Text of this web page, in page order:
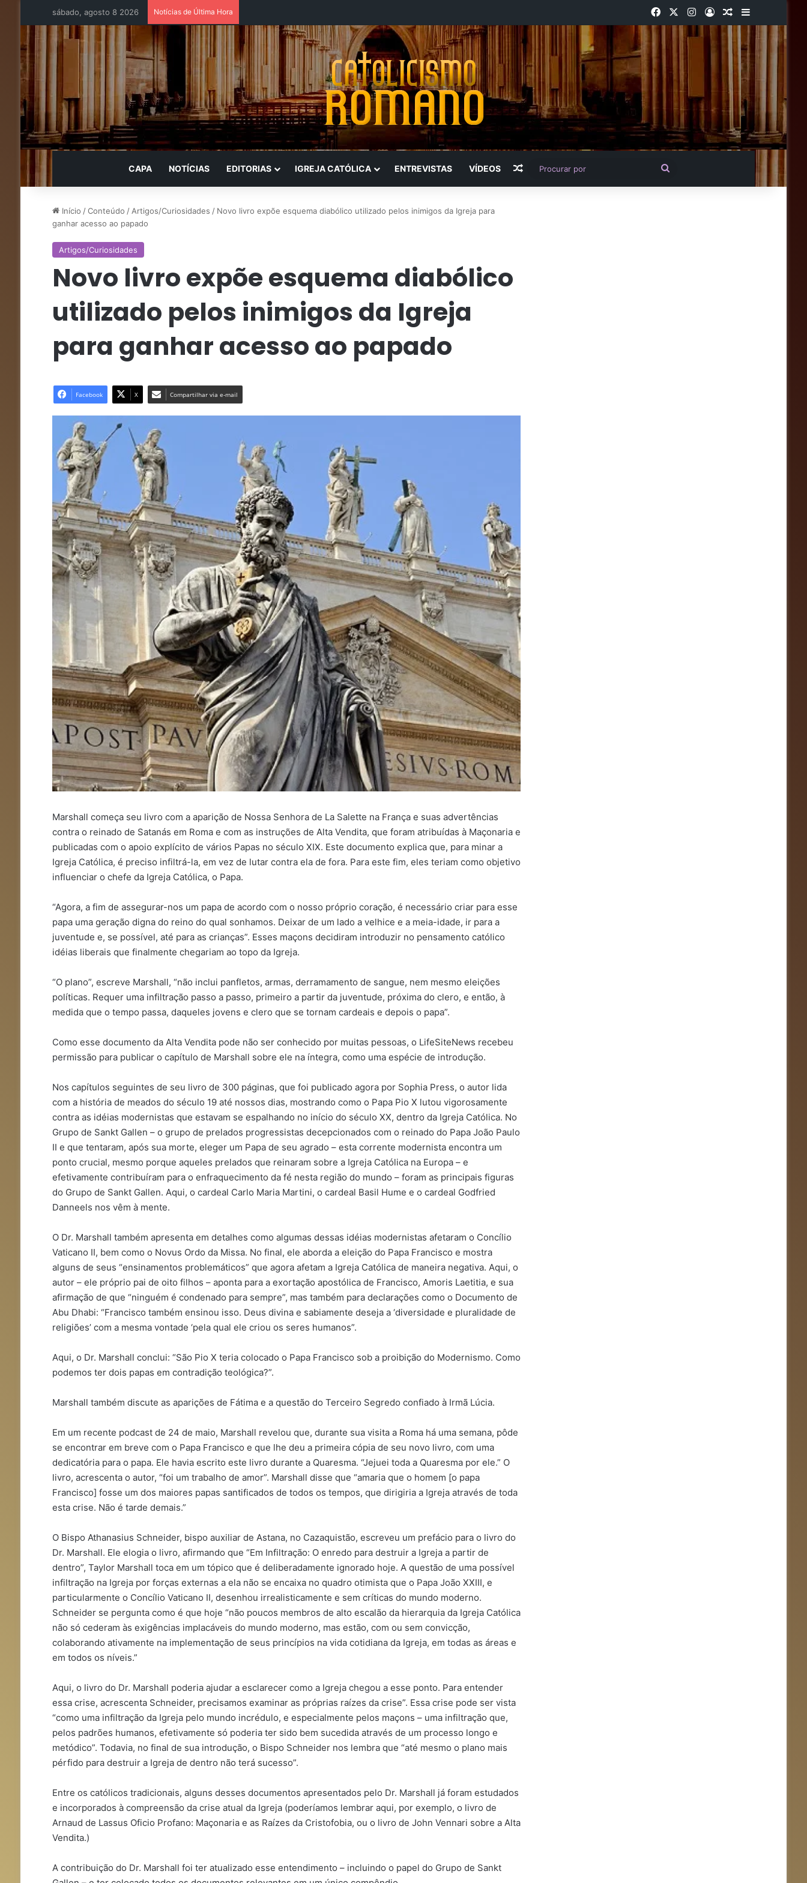
sábado, agosto 8 2026 Notícias de Última Hora FacebookInstagram
EntrarArtigo aleatório
Barra
CAPA NOTÍCIAS EDITORIAS IGREJA CATÓLICA ENTREVISTAS VÍDEOS Artigo aleatório
por
Início /Conteúdo / Artigos/Curiosidades / Novo livro expõe esquema diabólico utilizado pelos inimigos da Igreja para
ganhar acesso ao papado
Artigos/Curiosidades
Novo livro expõe esquema diabólico
utilizado pelos inimigos da Igreja
para ganhar acesso ao papado
Facebook X Compartilhar via e-mail
Marshall começa seu livro com a aparição de Nossa Senhora de La Salette na França e suas advertências
contra o reinado de Satanás em Roma e com as instruções de Alta Vendita, que foram atribuídas à Maçonaria e
publicadas com o apoio explícito de vários Papas no século XIX. Este documento explica que, para minar a
Igreja Católica, é preciso infiltrá-la, em vez de lutar contra ela de fora. Para este fim, eles teriam como objetivo
influenciar o chefe da Igreja Católica, o Papa.
“Agora, a fim de assegurar-nos um papa de acordo com o nosso próprio coração, é necessário criar para esse
papa uma geração digna do reino do qual sonhamos. Deixar de um lado a velhice e a meia-idade, ir para a
juventude e, se possível, até para as crianças”. Esses maçons decidiram introduzir no pensamento católico
idéias liberais que finalmente chegariam ao topo da Igreja.
“O plano”, escreve Marshall, “não inclui panfletos, armas, derramamento de sangue, nem mesmo eleições
políticas. Requer uma infiltração passo a passo, primeiro a partir da juventude, próxima do clero, e então, à
medida que o tempo passa, daqueles jovens e clero que se tornam cardeais e depois o papa”.
Como esse documento da Alta Vendita pode não ser conhecido por muitas pessoas, o LifeSiteNews recebeu
permissão para publicar o capítulo de Marshall sobre ele na íntegra, como uma espécie de introdução.
Nos capítulos seguintes de seu livro de 300 páginas, que foi publicado agora por Sophia Press, o autor lida
com a história de meados do século 19 até nossos dias, mostrando como o Papa Pio X lutou vigorosamente
contra as idéias modernistas que estavam se espalhando no início do século XX, dentro da Igreja Católica. No
Grupo de Sankt Gallen – o grupo de prelados progressistas decepcionados com o reinado do Papa João Paulo
II e que tentaram, após sua morte, eleger um Papa de seu agrado – esta corrente modernista encontra um
ponto crucial, mesmo porque aqueles prelados que reinaram sobre a Igreja Católica na Europa – e
efetivamente contribuíram para o enfraquecimento da fé nesta região do mundo – foram as principais figuras
do Grupo de Sankt Gallen. Aqui, o cardeal Carlo Maria Martini, o cardeal Basil Hume e o cardeal Godfried
Danneels nos vêm à mente.
O Dr. Marshall também apresenta em detalhes como algumas dessas idéias modernistas afetaram o Concílio
Vaticano II, bem como o Novus Ordo da Missa. No final, ele aborda a eleição do Papa Francisco e mostra
alguns de seus “ensinamentos problemáticos” que agora afetam a Igreja Católica de maneira negativa. Aqui, o
autor – ele próprio pai de oito filhos – aponta para a exortação apostólica de Francisco, Amoris Laetitia, e sua
afirmação de que “ninguém é condenado para sempre”, mas também para declarações como o Documento de
Abu Dhabi: “Francisco também ensinou isso. Deus divina e sabiamente deseja a ‘diversidade e pluralidade de
religiões’ com a mesma vontade ‘pela qual ele criou os seres humanos”.
Aqui, o Dr. Marshall conclui: “São Pio X teria colocado o Papa Francisco sob a proibição do Modernismo. Como
podemos ter dois papas em contradição teológica?”.
Marshall também discute as aparições de Fátima e a questão do Terceiro Segredo confiado à Irmã Lúcia.
Em um recente podcast de 24 de maio, Marshall revelou que, durante sua visita a Roma há uma semana, pôde
se encontrar em breve com o Papa Francisco e que lhe deu a primeira cópia de seu novo livro, com uma
dedicatória para o papa. Ele havia escrito este livro durante a Quaresma. “Jejuei toda a Quaresma por ele.” O
livro, acrescenta o autor, “foi um trabalho de amor”. Marshall disse que “amaria que o homem [o papa
Francisco] fosse um dos maiores papas santificados de todos os tempos, que dirigiria a Igreja através de toda
esta crise. Não é tarde demais.”
O Bispo Athanasius Schneider, bispo auxiliar de Astana, no Cazaquistão, escreveu um prefácio para o livro do
Dr. Marshall. Ele elogia o livro, afirmando que “Em Infiltração: O enredo para destruir a Igreja a partir de
dentro”, Taylor Marshall toca em um tópico que é deliberadamente ignorado hoje. A questão de uma possível
infiltração na Igreja por forças externas a ela não se encaixa no quadro otimista que o Papa João XXIII, e
particularmente o Concílio Vaticano II, desenhou irrealisticamente e sem críticas do mundo moderno.
Schneider se pergunta como é que hoje “não poucos membros de alto escalão da hierarquia da Igreja Católica
não só cederam às exigências implacáveis ​​do mundo moderno, mas estão, com ou sem convicção,
colaborando ativamente na implementação de seus princípios na vida cotidiana da Igreja, em todas as áreas e
em todos os níveis.”
Aqui, o livro do Dr. Marshall poderia ajudar a esclarecer como a Igreja chegou a esse ponto. Para entender
essa crise, acrescenta Schneider, precisamos examinar as próprias raízes da crise”. Essa crise pode ser vista
“como uma infiltração da Igreja pelo mundo incrédulo, e especialmente pelos maçons – uma infiltração que,
pelos padrões humanos, efetivamente só poderia ter sido bem sucedida através de um processo longo e
metódico”. Todavia, no final de sua introdução, o Bispo Schneider nos lembra que “até mesmo o plano mais
pérfido para destruir a Igreja de dentro não terá sucesso”.
Entre os católicos tradicionais, alguns desses documentos apresentados pelo Dr. Marshall já foram estudados
e incorporados à compreensão da crise atual da Igreja (poderíamos lembrar aqui, por exemplo, o livro de
Arnaud de Lassus Oficio Profano: Maçonaria e as Raízes da Cristofobia, ou o livro de John Vennari sobre a Alta
Vendita.)
A contribuição do Dr. Marshall foi ter atualizado esse entendimento – incluindo o papel do Grupo de Sankt